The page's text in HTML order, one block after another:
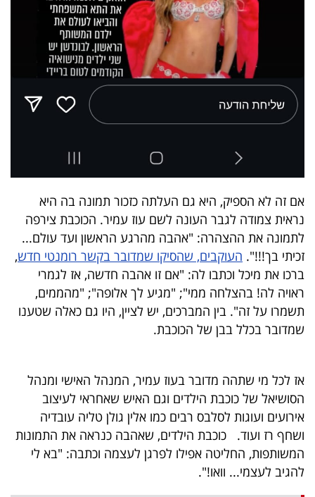
אם זה לא הספיק, היא גם העלתה כזכור תמונה בה היא
נראית צמודה לגבר העונה לשם עוז עמיר. הכוכבת צירפה
לתמונה את ההצהרה: "אהבה מהרגע הראשון ועד עולם...
זכיתי בך!!!". העוקבים, שהסיקו שמדובר בקשר רומנטי חדש,
ברכו את מיכל וכתבו לה: "אם זו אהבה חדשה, אז לגמרי
ראויה לה! בהצלחה ממי"; "מגיע לך אלופה"; "מהממים,
תשמרו על זה". בין המברכים, יש לציין, היו גם כאלה שטענו
שמדובר בכלל בבן של הכוכבת.
אז לכל מי שתהה מדובר בעוז עמיר, המנהל האישי ומנהל
הסושיאל של כוכבת הילדים וגם האיש שאחראי לעיצוב
אירועים ועוגות לסלבס רבים כמו אלין גולן טליה עובדיה
ושחף רז ועוד. כוכבת הילדים, שאהבה כנראה את התמונות
המשותפות, החליטה אפילו לפרגן לעצמה וכתבה: "בא לי
להגיב לעצמי... וואו!".